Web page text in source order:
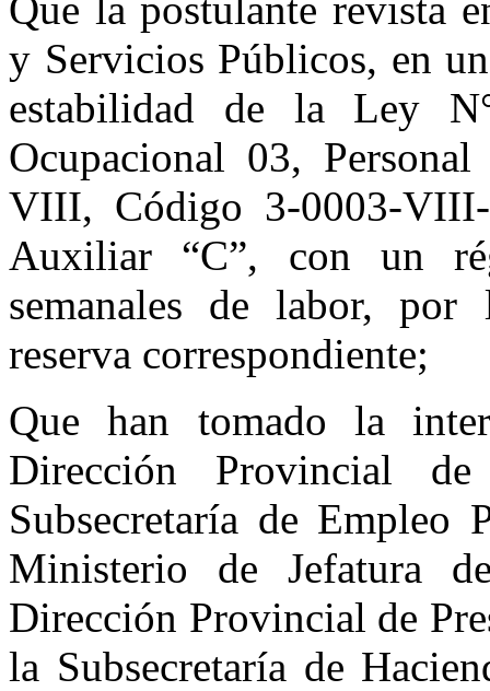
y Servicios Públicos, en
estabilidad de la Ley
Ocupacional 03,
VIII, Código 3-0003-
Auxiliar “C”, con un
semanales de labor,
reserva correspondiente;
Que han tomado la
Dirección Provincial
Subsecretaría de
Ministerio de Jefatura
Dirección Provincial de
la Subsecretaría de